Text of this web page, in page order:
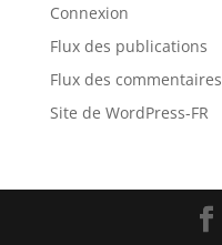
Connexion
Flux des publications
Flux des commentaires
Site de WordPress-FR